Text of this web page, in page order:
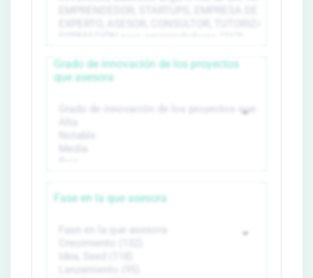
Grado de innovación de los proyectos
que asesora
Fase en la que asesora